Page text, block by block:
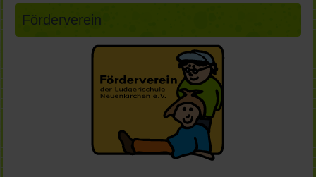
Förderverein